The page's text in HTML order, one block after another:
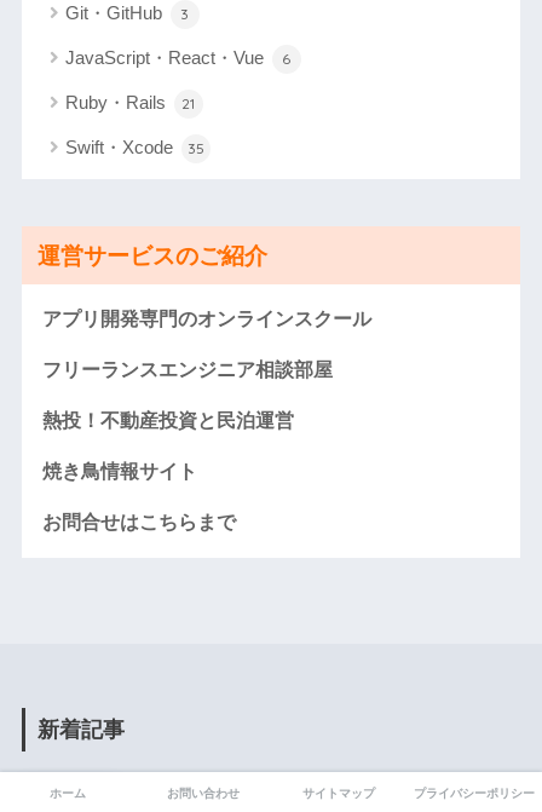
Git・GitHub 3
JavaScript・React・Vue 6
Ruby・Rails 21
Swift・Xcode 35
運営サービスのご紹介
アプリ開発専門のオンラインスクール
フリーランスエンジニア相談部屋
熱投！不動産投資と民泊運営
焼き鳥情報サイト
お問合せはこちらまで
新着記事
ホーム お問い合わせ サイトマップ プライバシーポリシー